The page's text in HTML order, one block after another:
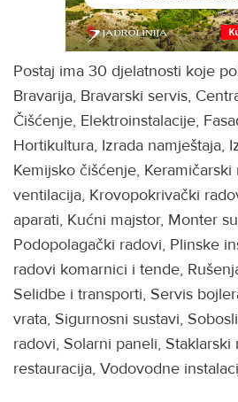
Postaj ima 30 djelatnosti koje
Bravarija, Bravarski servis,
Čišćenje, Elektroinstalacije,
Hortikultura, Izrada namještaja,
Kemijsko čišćenje,
ventilacija, Krovopokrivački
aparati, Kućni majstor, Monter
Podopolagački radovi, Plinske
radovi komarnici i tende,
Selidbe i transporti, Servis
vrata, Sigurnosni sustavi,
radovi, Solarni paneli, Staklarski
restauracija, Vodovodne